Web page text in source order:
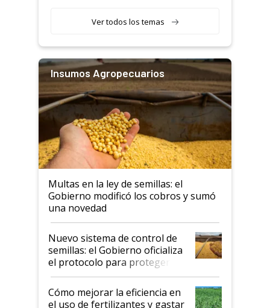
Ver todos los temas
Insumos Agropecuarios
Multas en la ley de semillas: el
Gobierno modificó los cobros y sumó
una novedad
Nuevo sistema de control de
semillas: el Gobierno oficializa
el protocolo para proteger la
propiedad intelectual
Cómo mejorar la eficiencia en
el uso de fertilizantes y gastar